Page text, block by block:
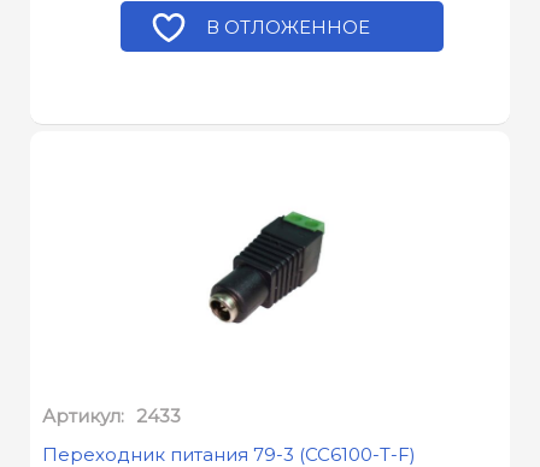
В ОТЛОЖЕННОЕ
Артикул: 2433
Переходник питания 79-3 (CC6100-T-F)